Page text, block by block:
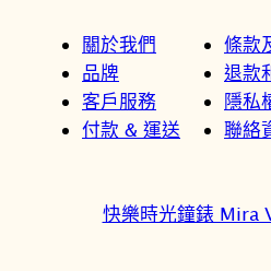
關於我們
品牌
客戶服務
付款 & 運送
條款
退款
隱私
聯絡
快樂時光鐘錶 Mira